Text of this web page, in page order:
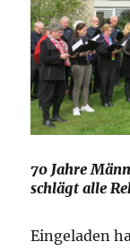
70 Jahre
schlägt alle
Eingeladen